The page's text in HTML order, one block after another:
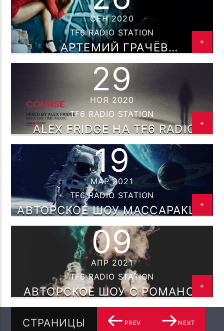
WALK ABOUT FALL ( CCCP CREW
MIX 55 VOL 1 )
TROLL FAMILY R.MELMONT
TF6 Radio
СЕН 2020
TF6 RADIO STATION
АРТЕМИЙ ГРАЧЁВ
ПРЕДСТАВЛЯЕТ АВТОРСКОЕ ШОУ
— ГРАВИТАЦИЯ! НА TF6 RADIO
29
НОЯ 2020
TF6 RADIO STATION
ALEX FRIDGE НА TF6 RADIO
19
МАР 2021
TF6 RADIO STATION
АВТОРСКОЕ ШОУ МАССАРАКШ C
РОМАНОМ МЕЛЬМОНТ
09
АПР 2021
TF6 RADIO STATION
АВТОРСКОЕ ШОУ С РОМАНОМ
МЕЛЬМОНТ ГОВОРИ МУЗЫКОЙ!
СТРАНИЦЫ PREV NEXT